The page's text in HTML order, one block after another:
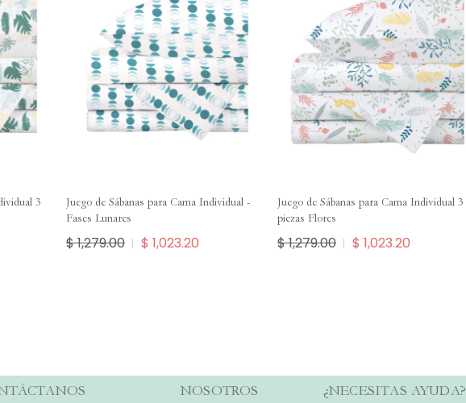
3
Juego de Sábanas para Cama Individual -
Fases Lunares
$ 1,279.00 $ 1,023.20
Juego de Sábanas para Cama Individual 3
piezas Flores
$ 1,279.00 $ 1,023.20
NOSOTROS ¿NECESITAS AYUDA?